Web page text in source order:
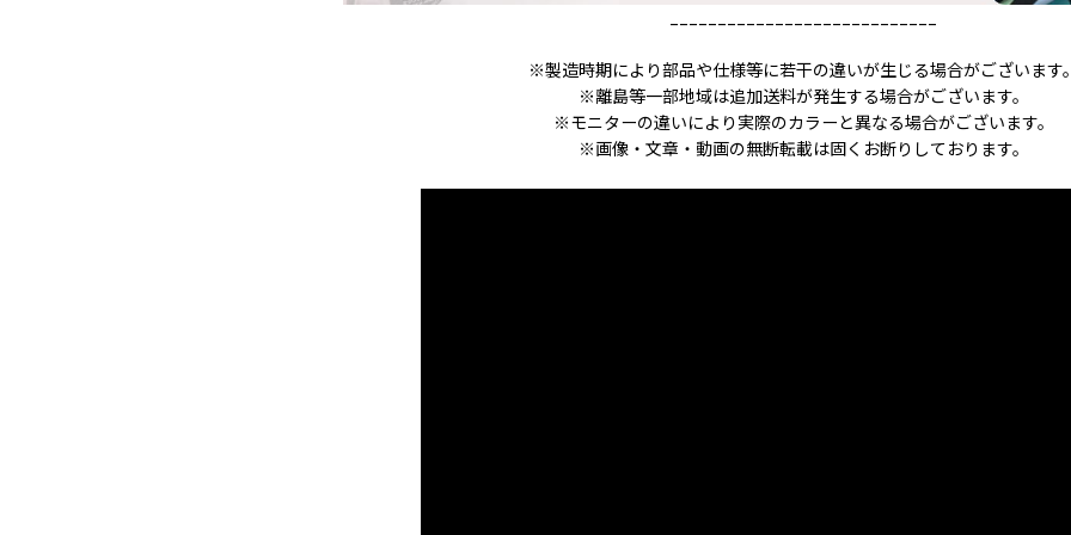
※製造時期により部品や仕様等に若干の違いが生じる場合がございます
※離島等一部地域は追加送料が発生する場合がございます。
※モニターの違いにより実際のカラーと異なる場合がございます。
※画像・文章・動画の無断転載は固くお断りしております。